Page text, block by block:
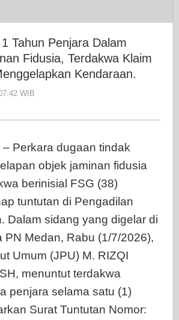
Tahun Penjara Dalam
Fidusia, Terdakwa Klaim
Kendaraan.
WIB
Perkara dugaan tindak
objek jaminan fidusia
berinisial FSG (38)
tuntutan di Pengadilan
Dalam sidang yang digelar di
PN Medan, Rabu (1/7/2026),
Umum (JPU) M. RIZQI
menuntut terdakwa
penjara selama satu (1)
Surat Tuntutan Nomor: